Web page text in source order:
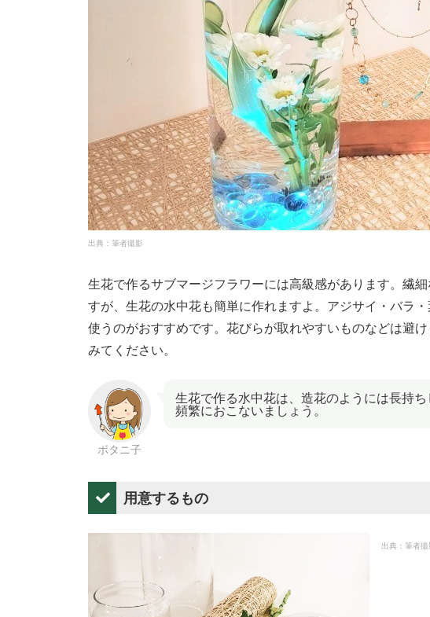
出典：筆者撮影
生花で作るサブマージフラワーには高級感があります。繊
すが、生花の水中花も簡単に作れますよ。アジサイ・バラ
使うのがおすすめです。花びらが取れやすいものなどは避
みてください。
生花で作る水中花は、造花のようには長持
頻繁におこないましょう。
用意するもの
出典：筆者撮